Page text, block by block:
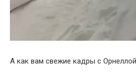
А как вам свежие кадры с